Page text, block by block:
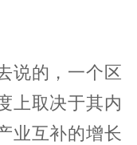
说的，一个区
上取决于其内
业互补的增长